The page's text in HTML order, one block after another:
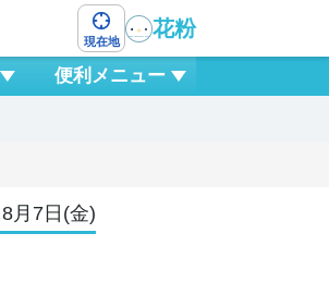
現在地
花粉
便利メニュー
8月7日(金)